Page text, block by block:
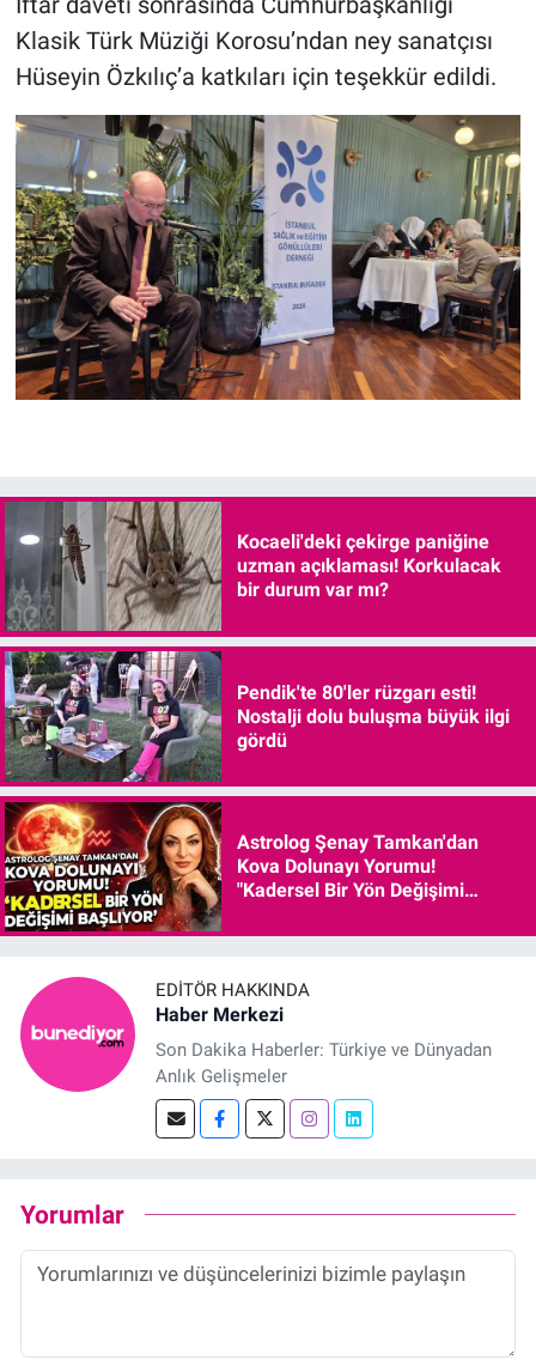
Klasik Türk Müziği Korosu’ndan ney sanatçısı
Hüseyin Özkılıç’a katkıları için teşekkür edildi.
Kocaeli'deki çekirge paniğine
uzman açıklaması! Korkulacak
bir durum var mı?
Pendik'te 80'ler rüzgarı esti!
Nostalji dolu buluşma büyük ilgi
gördü
Astrolog Şenay Tamkan'dan
Kova Dolunayı Yorumu!
"Kadersel Bir Yön Değişimi
EDITÖR HAKKINDA
Haber Merkezi
Son Dakika Haberler: Türkiye ve Dünyadan
Anlık Gelişmeler
Yorumlar